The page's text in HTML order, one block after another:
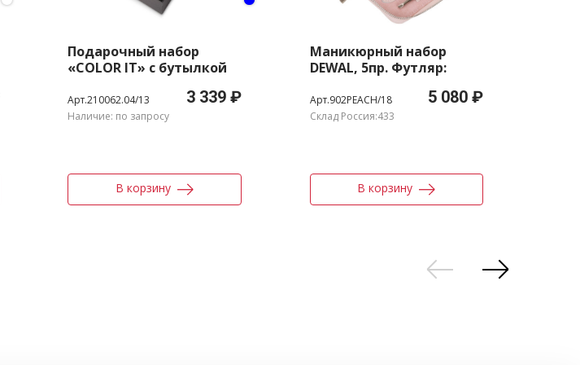
Подарочный набор
«COLOR IT» с бутылкой
повербанком, 5000 mAh
Арт.210062.04/13 3 339 ₽
Наличие: по запросу
В корзину
Маникюрный набор
DEWAL, 5пр. Футляр:
пудровый
Арт.902PEACH/18 5 080 ₽
Склад Россия:433
В корзину